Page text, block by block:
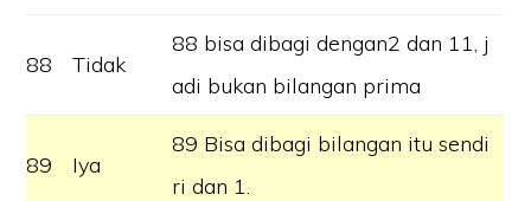
88 Tidak
88 bisa dibagi dengan2 dan 11, j
adi bukan bilangan prima
89 Iya
89 Bisa dibagi bilangan itu sendi
ri dan 1.